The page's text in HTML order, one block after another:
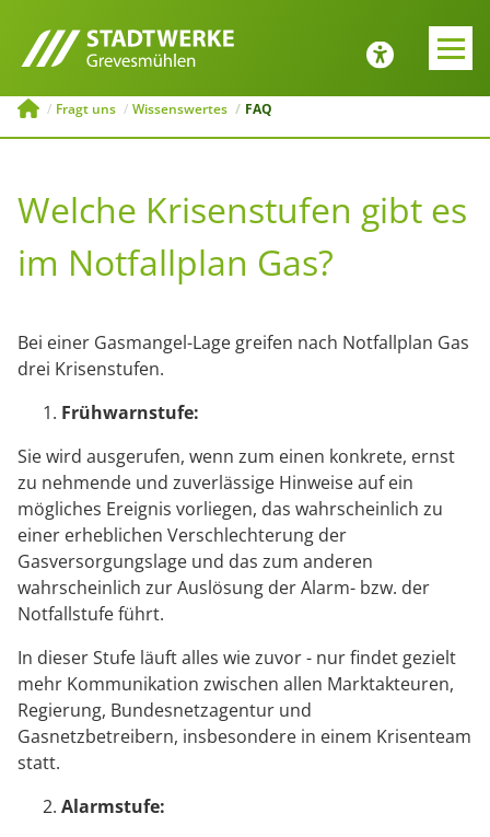
E-MOBILITÄT
Tipps zur Emobilität
Ladesäulenkonfigurator
Öffentliche
Ladeinfrastruktur
Menü schließen
JOBS UND
AUSBILDUNG
Zurück
Menü schließen
Fragt uns Wissenswertes FAQ
Welche Krisenstufen gibt es
im Notfallplan Gas?
Bei einer Gasmangel-Lage greifen nach Notfallplan Gas
drei Krisenstufen.
Frühwarnstufe:
Sie wird ausgerufen, wenn zum einen konkrete, ernst
zu nehmende und zuverlässige Hinweise auf ein
mögliches Ereignis vorliegen, das wahrscheinlich zu
einer erheblichen Verschlechterung der
Gasversorgungslage und das zum anderen
wahrscheinlich zur Auslösung der Alarm- bzw. der
Notfallstufe führt.
In dieser Stufe läuft alles wie zuvor - nur findet gezielt
mehr Kommunikation zwischen allen Marktakteuren,
Regierung, Bundesnetzagentur und
Gasnetzbetreibern, insbesondere in einem Krisenteam
statt.
Alarmstufe: